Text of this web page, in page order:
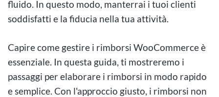
fluido. In questo modo, manterrai i tuoi clienti
soddisfatti e la fiducia nella tua attività.
Capire come gestire i rimborsi WooCommerce è
essenziale. In questa guida, ti mostreremo i
passaggi per elaborare i rimborsi in modo rapido
e semplice. Con l'approccio giusto, i rimborsi non